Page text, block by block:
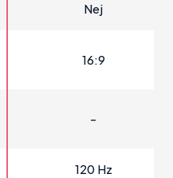
Nej
16:9
-
120 Hz